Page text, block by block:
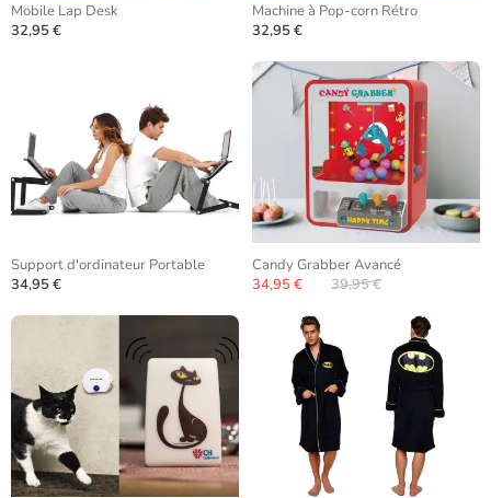
Mobile Lap Desk
32,95 €
Machine à Pop-corn Rétro
32,95 €
Support d'ordinateur Portable
34,95 €
Candy Grabber Avancé
34,95 €
39,95 €